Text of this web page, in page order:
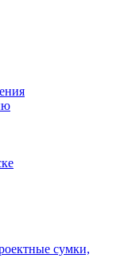
сумки,